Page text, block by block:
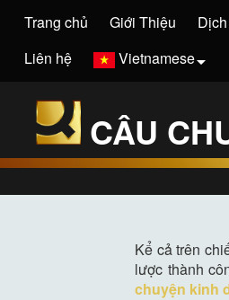
Trang chủ Giới Thiệu
Liên hệ
Vietnamese
CÂU
Kể cả trên
lược thành
chuyện kinh